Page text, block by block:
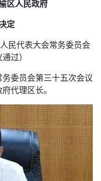
区人民政府
定
民代表大会常务委员会
过）
委员会第三十五次会议
代理区长。